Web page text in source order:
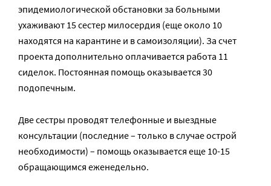
эпидемиологической обстановки за больными
ухаживают 15 сестер милосердия (еще около 10
находятся на карантине и в самоизоляции). За счет
проекта дополнительно оплачивается работа 11
сиделок. Постоянная помощь оказывается 30
подопечным.
Две сестры проводят телефонные и выездные
консультации (последние – только в случае острой
необходимости) – помощь оказывается еще 10-15
обращающимся еженедельно.